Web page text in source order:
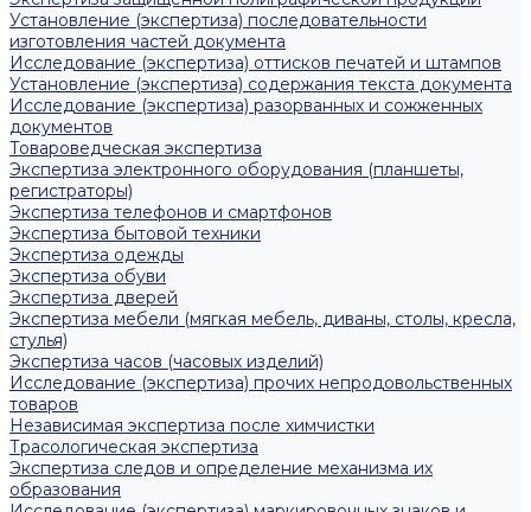
Установление (экспертиза) последовательности
изготовления частей документа
Исследование (экспертиза) оттисков печатей и штампов
Установление (экспертиза) содержания текста документа
Исследование (экспертиза) разорванных и сожженных
документов
Товароведческая экспертиза
Экспертиза электронного оборудования (планшеты,
регистраторы)
Экспертиза телефонов и смартфонов
Экспертиза бытовой техники
Экспертиза одежды
Экспертиза обуви
Экспертиза дверей
Экспертиза мебели (мягкая мебель, диваны, столы, кресла,
стулья)
Экспертиза часов (часовых изделий)
Исследование (экспертиза) прочих непродовольственных
товаров
Независимая экспертиза после химчистки
Трасологическая экспертиза
Экспертиза следов и определение механизма их
образования